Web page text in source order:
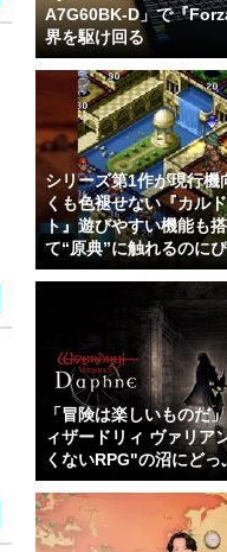
A7G60BK-D」で『
界を駆け回る
シリーズ第1作が現行機
くも色褪せない『カル
ト』遊びやすい機能も
て“原典”に触れるのに
「冒険は楽しいものだ
ィザードリィ ヴァリア
くないRPG"の沼にど